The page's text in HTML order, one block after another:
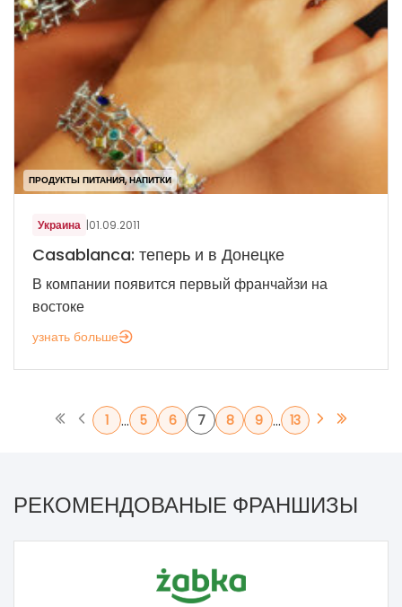
ПРОДУКТЫ ПИТАНИЯ, НАПИТКИ
Украина |01.09.2011
Casablanca: теперь и в Донецке
В компании появится первый франчайзи на
востоке
узнать больше
1 ... 5 6 7 8 9 ... 13
РЕКОМЕНДОВАНЫЕ ФРАНШИЗЫ